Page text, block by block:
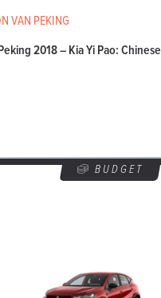
VAN PEKING
2018 – Kia Yi Pao: Chinese
BUDGET